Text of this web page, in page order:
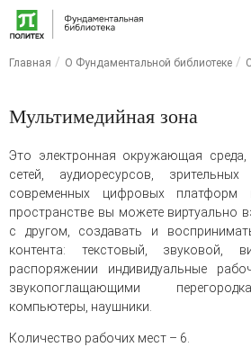
Главная О Фундаментальной библиотеке
Мультимедийная зона
Это электронная окружающая среда,
сетей, аудиоресурсов,
современных цифровых
пространстве вы можете виртуально
с другом, создавать и
контента: текстовый, звуковой,
распоряжении индивидуальные
звукопоглащающими
компьютеры, наушники.
Количество рабочих мест – 6.